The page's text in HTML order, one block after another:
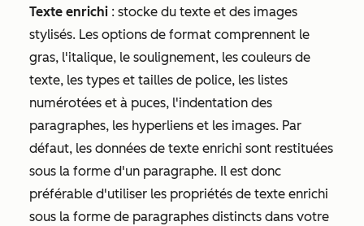
Texte enrichi : stocke du texte et des images
stylisés. Les options de format comprennent le
gras, l'italique, le soulignement, les couleurs de
texte, les types et tailles de police, les listes
numérotées et à puces, l'indentation des
paragraphes, les hyperliens et les images. Par
défaut, les données de texte enrichi sont restituées
sous la forme d'un paragraphe. Il est donc
préférable d'utiliser les propriétés de texte enrichi
sous la forme de paragraphes distincts dans votre